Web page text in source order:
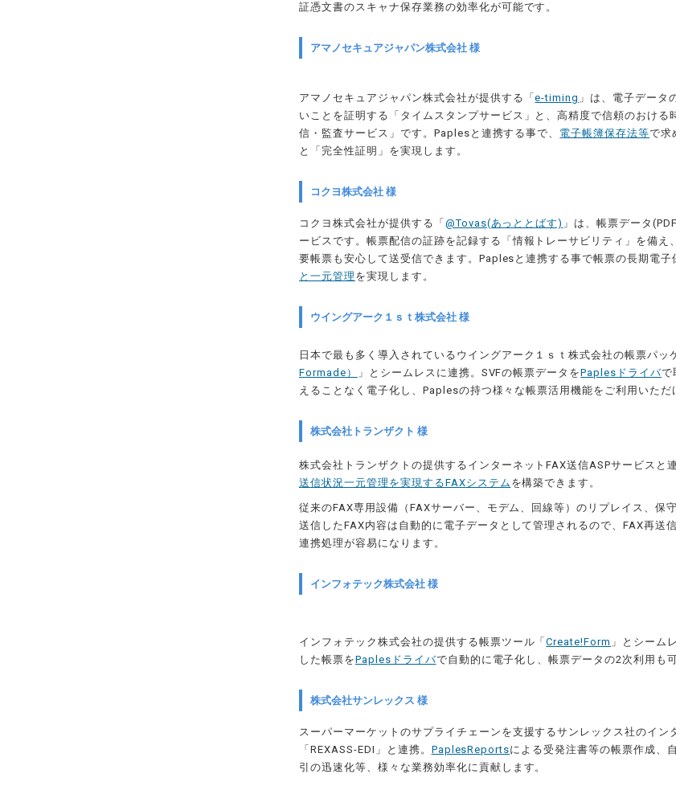
証憑文書のスキャナ保存業務の効率化が可能です。
アマノセキュアジャパン株式会社 様
アマノセキュアジャパン株式会社が提供する「e-timing 」は、電子データ
いことを証明する「タイムスタンプサービス」と、高精度で信頼のおける
信・監査サービス」です。Paplesと連携する事で、 電子帳簿保存法等で求
と「完全性証明」を実現します。
コクヨ株式会社 様
コクヨ株式会社が提供する「 @Tovas(あっととばす) 」は、帳票データ
ービスです。帳票配信の証跡を記録する「情報トレーサビリティ」を備え
要帳票も安心して送受信できます。Paplesと連携する事で帳票の長期電子
と一元管理 を実現します。
ウイングアーク１ｓｔ株式会社 様
日本で最も多く導入されているウイングアーク１ｓｔ株式会社の帳票パッ
Formade）
」とシームレスに連携。SVFの帳票データをPaplesドライバで
えることなく電子化し、Paplesの持つ様々な帳票活用機能をご利用いただ
株式会社トランザクト 様
株式会社トランザクトの提供するインターネットFAX送信ASPサービスと
送信状況一元管理を実現するFAXシステム を構築できます。
従来のFAX専用設備（FAXサーバー、モデム、回線等）のリプレイス、保
送信したFAX内容は自動的に電子データとして管理されるので、FAX再送
連携処理が容易になります。
インフォテック株式会社 様
インフォテック株式会社の提供する帳票ツール「Create!Form 」とシーム
した帳票をPaplesドライバで自動的に電子化し、帳票データの2次利用も
株式会社サンレックス 様
スーパーマーケットのサプライチェーンを支援するサンレックス社のイン
「REXASS-EDI」と連携。 PaplesReportsによる受発注書等の帳票作成、
引の迅速化等、様々な業務効率化に貢献します。